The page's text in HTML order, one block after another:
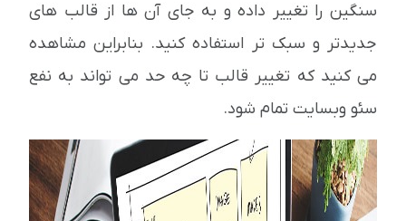
سنگین را تغییر داده و به جای آن ها از قالب های
جدیدتر و سبک تر استفاده کنید. بنابراین مشاهده
می کنید که تغییر قالب تا چه حد می تواند به نفع
سئو وبسایت تمام شود.